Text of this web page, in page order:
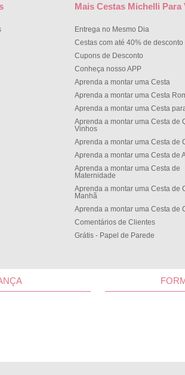
Mais Cestas Michelli Para
Entrega no Mesmo Dia
Cestas com até 40% de desconto
Cupons de Desconto
Conheça nosso APP
Aprenda a montar uma Cesta
Aprenda a montar uma Cesta
Aprenda a montar uma Cesta
Aprenda a montar uma Cesta de
Vinhos
Aprenda a montar uma Cesta de
Aprenda a montar uma Cesta de
Aprenda a montar uma Cesta de
Maternidade
Aprenda a montar uma Cesta de
Manh
Aprenda a montar uma Cesta de
Comentários de Clientes
Grátis - Papel de Parede